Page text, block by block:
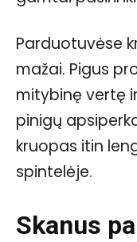
Parduotuvėse
mažai. Pigus
mitybinę vertę
pinigų
kruopas itin
spintelėje.
Skanus